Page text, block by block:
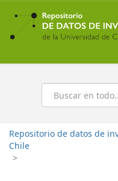
Ir
contenido
principal
Buscar
Repositorio de datos de
Chile
>